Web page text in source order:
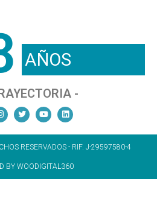
AÑOS
-
RESERVADOS - RIF. J-29597580-4
BY WOODIGITAL360